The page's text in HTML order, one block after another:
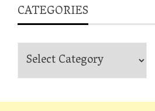
CATEGORIES
Categories